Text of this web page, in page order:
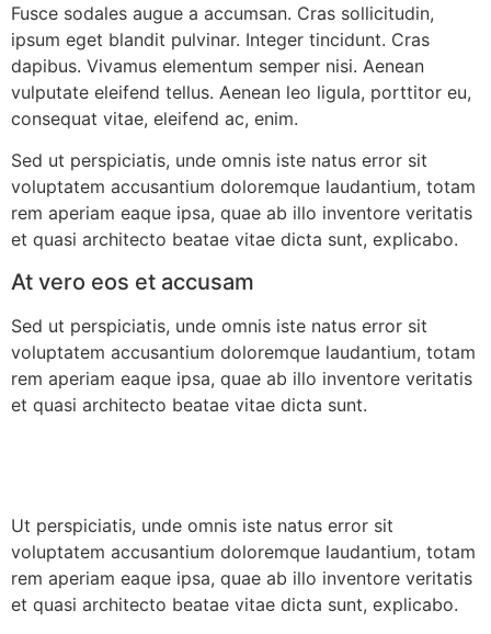
Fusce sodales augue a accumsan. Cras sollicitudin,
ipsum eget blandit pulvinar. Integer tincidunt. Cras
dapibus. Vivamus elementum semper nisi. Aenean
vulputate eleifend tellus. Aenean leo ligula, porttitor eu,
consequat vitae, eleifend ac, enim.
Sed ut perspiciatis, unde omnis iste natus error sit
voluptatem accusantium doloremque laudantium, totam
rem aperiam eaque ipsa, quae ab illo inventore veritatis
et quasi architecto beatae vitae dicta sunt, explicabo.
At vero eos et accusam
Sed ut perspiciatis, unde omnis iste natus error sit
voluptatem accusantium doloremque laudantium, totam
rem aperiam eaque ipsa, quae ab illo inventore veritatis
et quasi architecto beatae vitae dicta sunt.
Ut perspiciatis, unde omnis iste natus error sit
voluptatem accusantium doloremque laudantium, totam
rem aperiam eaque ipsa, quae ab illo inventore veritatis
et quasi architecto beatae vitae dicta sunt, explicabo.